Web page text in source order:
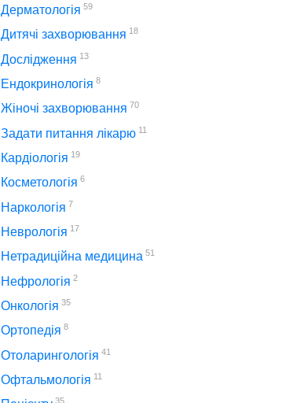
Дерматологія 59
Дитячі захворювання 18
Дослідження 13
Ендокринологія 8
Жіночі захворювання 70
Задати питання лікарю 11
Кардіологія 19
Косметологія 6
Наркологія 7
Неврологія 17
Нетрадиційна медицина 51
Нефрологія 2
Онкологія 35
Ортопедія 8
Отоларингологія 41
Офтальмологія 11
35